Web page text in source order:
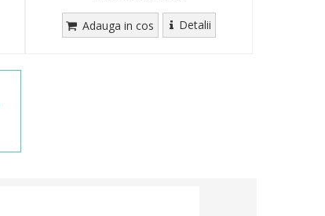
Adauga in cos Detalii